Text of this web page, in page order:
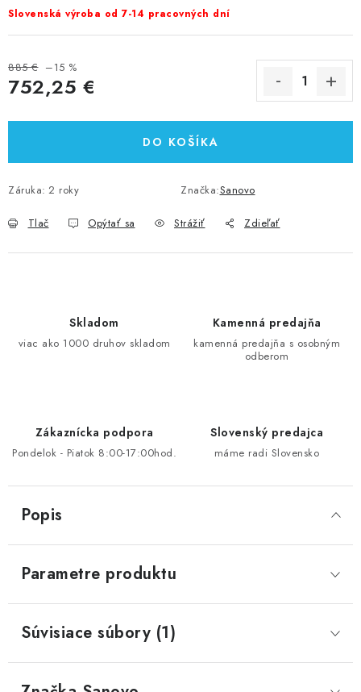
Slovenská výroba od 7-14 pracovných dní
885 € –15 %
752,25 €
DO KOŠÍKA
Záruka: 2 roky Značka:Sanovo
Tlač Opýtať sa Strážiť Zdieľať
Skladom
viac ako 1000 druhov skladom
Kamenná predajňa
kamenná predajňa s osobným
odberom
Zákaznícka podpora
Pondelok - Piatok 8:00-17:00hod.
Slovenský predajca
máme radi Slovensko
Popis
Parametre produktu
Súvisiace súbory (1)